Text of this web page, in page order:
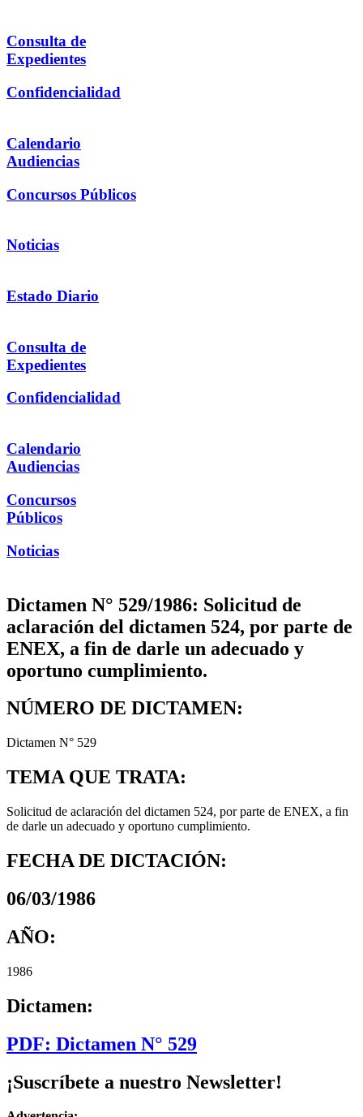
Consulta de
Expedientes
Confidencialidad
Calendario
Audiencias
Concursos Públicos
Noticias
Estado Diario
Consulta de
Expedientes
Confidencialidad
Calendario
Audiencias
Concursos
Públicos
Noticias
Dictamen N° 529/1986: Solicitud de
aclaración del dictamen 524, por parte de
ENEX, a fin de darle un adecuado y
oportuno cumplimiento.
NÚMERO DE DICTAMEN:
Dictamen N° 529
TEMA QUE TRATA:
Solicitud de aclaración del dictamen 524, por parte de ENEX, a fin
de darle un adecuado y oportuno cumplimiento.
FECHA DE DICTACIÓN:
06/03/1986
AÑO:
1986
Dictamen:
PDF: Dictamen N° 529
¡Suscríbete a nuestro Newsletter!